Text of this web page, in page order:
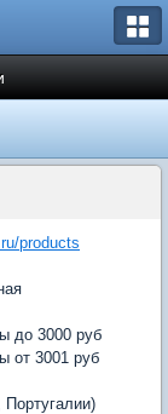
products
до 3000 руб
от 3001 руб